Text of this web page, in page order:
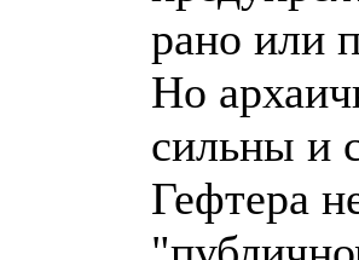
рано или
Но
сильны и
Гефтера